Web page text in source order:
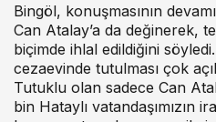
Bingöl, konuşmasının
Can Atalay’a da değinerek,
biçimde ihlal edildiğini
cezaevinde tutulması çok
Tutuklu olan sadece Can
bin Hataylı vatandaşımızın